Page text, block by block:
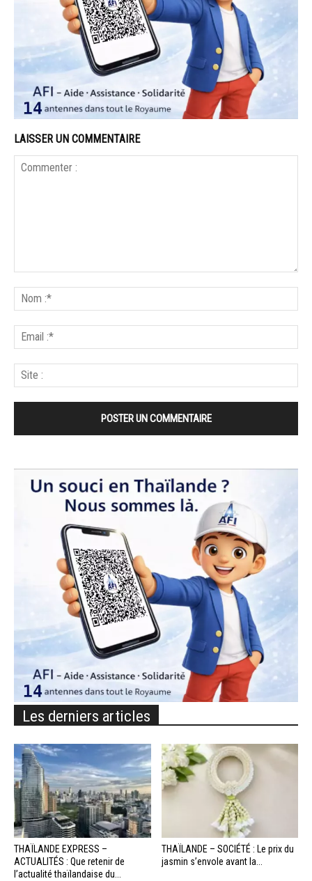
LAISSER UN COMMENTAIRE
Les derniers articles
THAÏLANDE EXPRESS –
ACTUALITÉS : Que retenir de
l’actualité thaïlandaise du...
THAÏLANDE – SOCIÉTÉ : Le prix du
jasmin s’envole avant la...